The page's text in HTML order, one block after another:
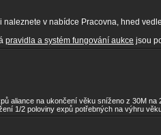
naleznete v nabídce Pracovna, hned
pravidla a systém fungování aukce jsou
aliance na ukončení věku sníženo z 30M na
1/2 poloviny expů potřebných na výhru